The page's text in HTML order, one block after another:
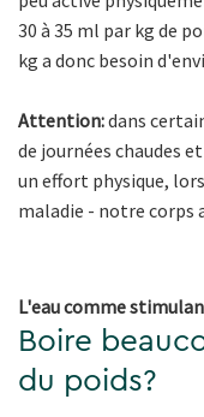
30 à 35 ml par kg de
kg a donc besoin
Attention:dans
de journées chaudes
un effort physique,
maladie - notre corps
L'eau comme
Boire
du poids?